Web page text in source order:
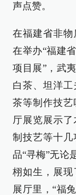
声点赞。
在福建省非
在举办“福建
项目展”，武
白茶、坦洋
茶等制作技
厅展览展示
制技艺等十
品“寻梅”无论
栩如生，展
展厅里，“福